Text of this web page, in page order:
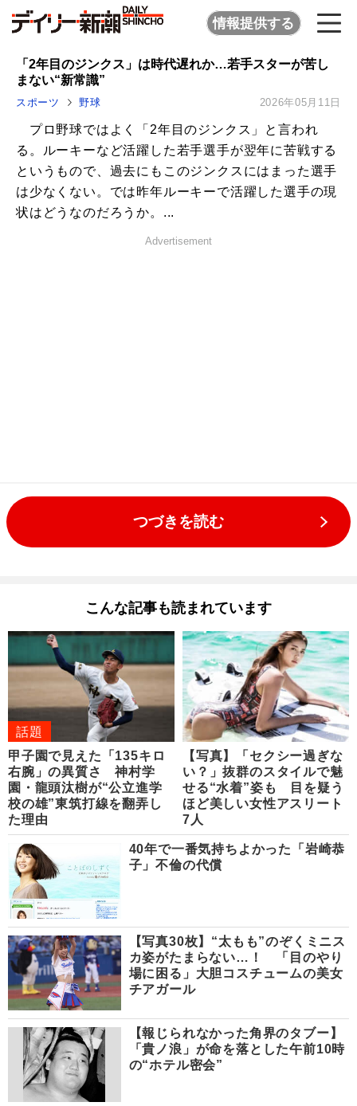
情報提供する
「2年目のジンクス」は時代遅れか…若手スターが苦し
まない“新常識”
スポーツ 野球 2026年05月11日
プロ野球ではよく「2年目のジンクス」と言われ
る。ルーキーなど活躍した若手選手が翌年に苦戦する
というもので、過去にもこのジンクスにはまった選手
は少なくない。では昨年ルーキーで活躍した選手の現
状はどうなのだろうか。...
Advertisement
つづきを読む
こんな記事も読まれています
話題
甲子園で見えた「135キロ
右腕」の異質さ 神村学
園・龍頭汰樹が“公立進学
校の雄”東筑打線を翻弄し
た理由
【写真】「セクシー過ぎな
い？」抜群のスタイルで魅
せる“水着”姿も 目を疑う
ほど美しい女性アスリート
7人
40年で一番気持ちよかった「岩崎恭
子」不倫の代償
【写真30枚】“太もも”のぞくミニス
カ姿がたまらない…！ 「目のやり
場に困る」大胆コスチュームの美女
チアガール
【報じられなかった角界のタブー】
「貴ノ浪」が命を落とした午前10時
の“ホテル密会”